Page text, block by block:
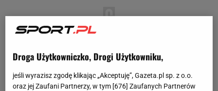
Droga Użytkowniczko, Drogi Użytkowniku,
jeśli wyrazisz zgodę klikając „Akceptuję”, Gazeta.pl sp. z o.o.
oraz jej Zaufani Partnerzy, w tym [676] Zaufanych Partnerów